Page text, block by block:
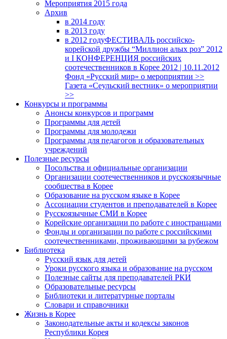
Мероприятия 2015 года
Архив
в 2014 году
в 2013 году
в 2012 годуФЕСТИВАЛЬ российско-
корейской дружбы “Миллион алых роз” 2012
и I КОНФЕРЕНЦИЯ российских
соотечественников в Корее 2012 | 10.11.2012
Фонд «Русский мир» о мероприятии >>
Газета «Сеульский вестник» о мероприятии
>>
Конкурсы и программы
Анонсы конкурсов и программ
Программы для детей
Программы для молодежи
Программы для педагогов и образовательных
учреждений
Полезные ресурсы
Посольства и официальные организации
Организации соотечественников и русскоязычные
сообщества в Корее
Образование на русском языке в Корее
Ассоциации студентов и преподавателей в Корее
Русскоязычные СМИ в Корее
Корейские организации по работе с иностранцами
Фонды и организации по работе с российскими
соотечественниками, проживающими за рубежом
Библиотека
Русский язык для детей
Уроки русского языка и образование на русском
Полезные сайты для преподавателей РКИ
Образовательные ресурсы
Библиотеки и литературные порталы
Словари и справочники
Жизнь в Корее
Законодательные акты и кодексы законов
Республики Корея